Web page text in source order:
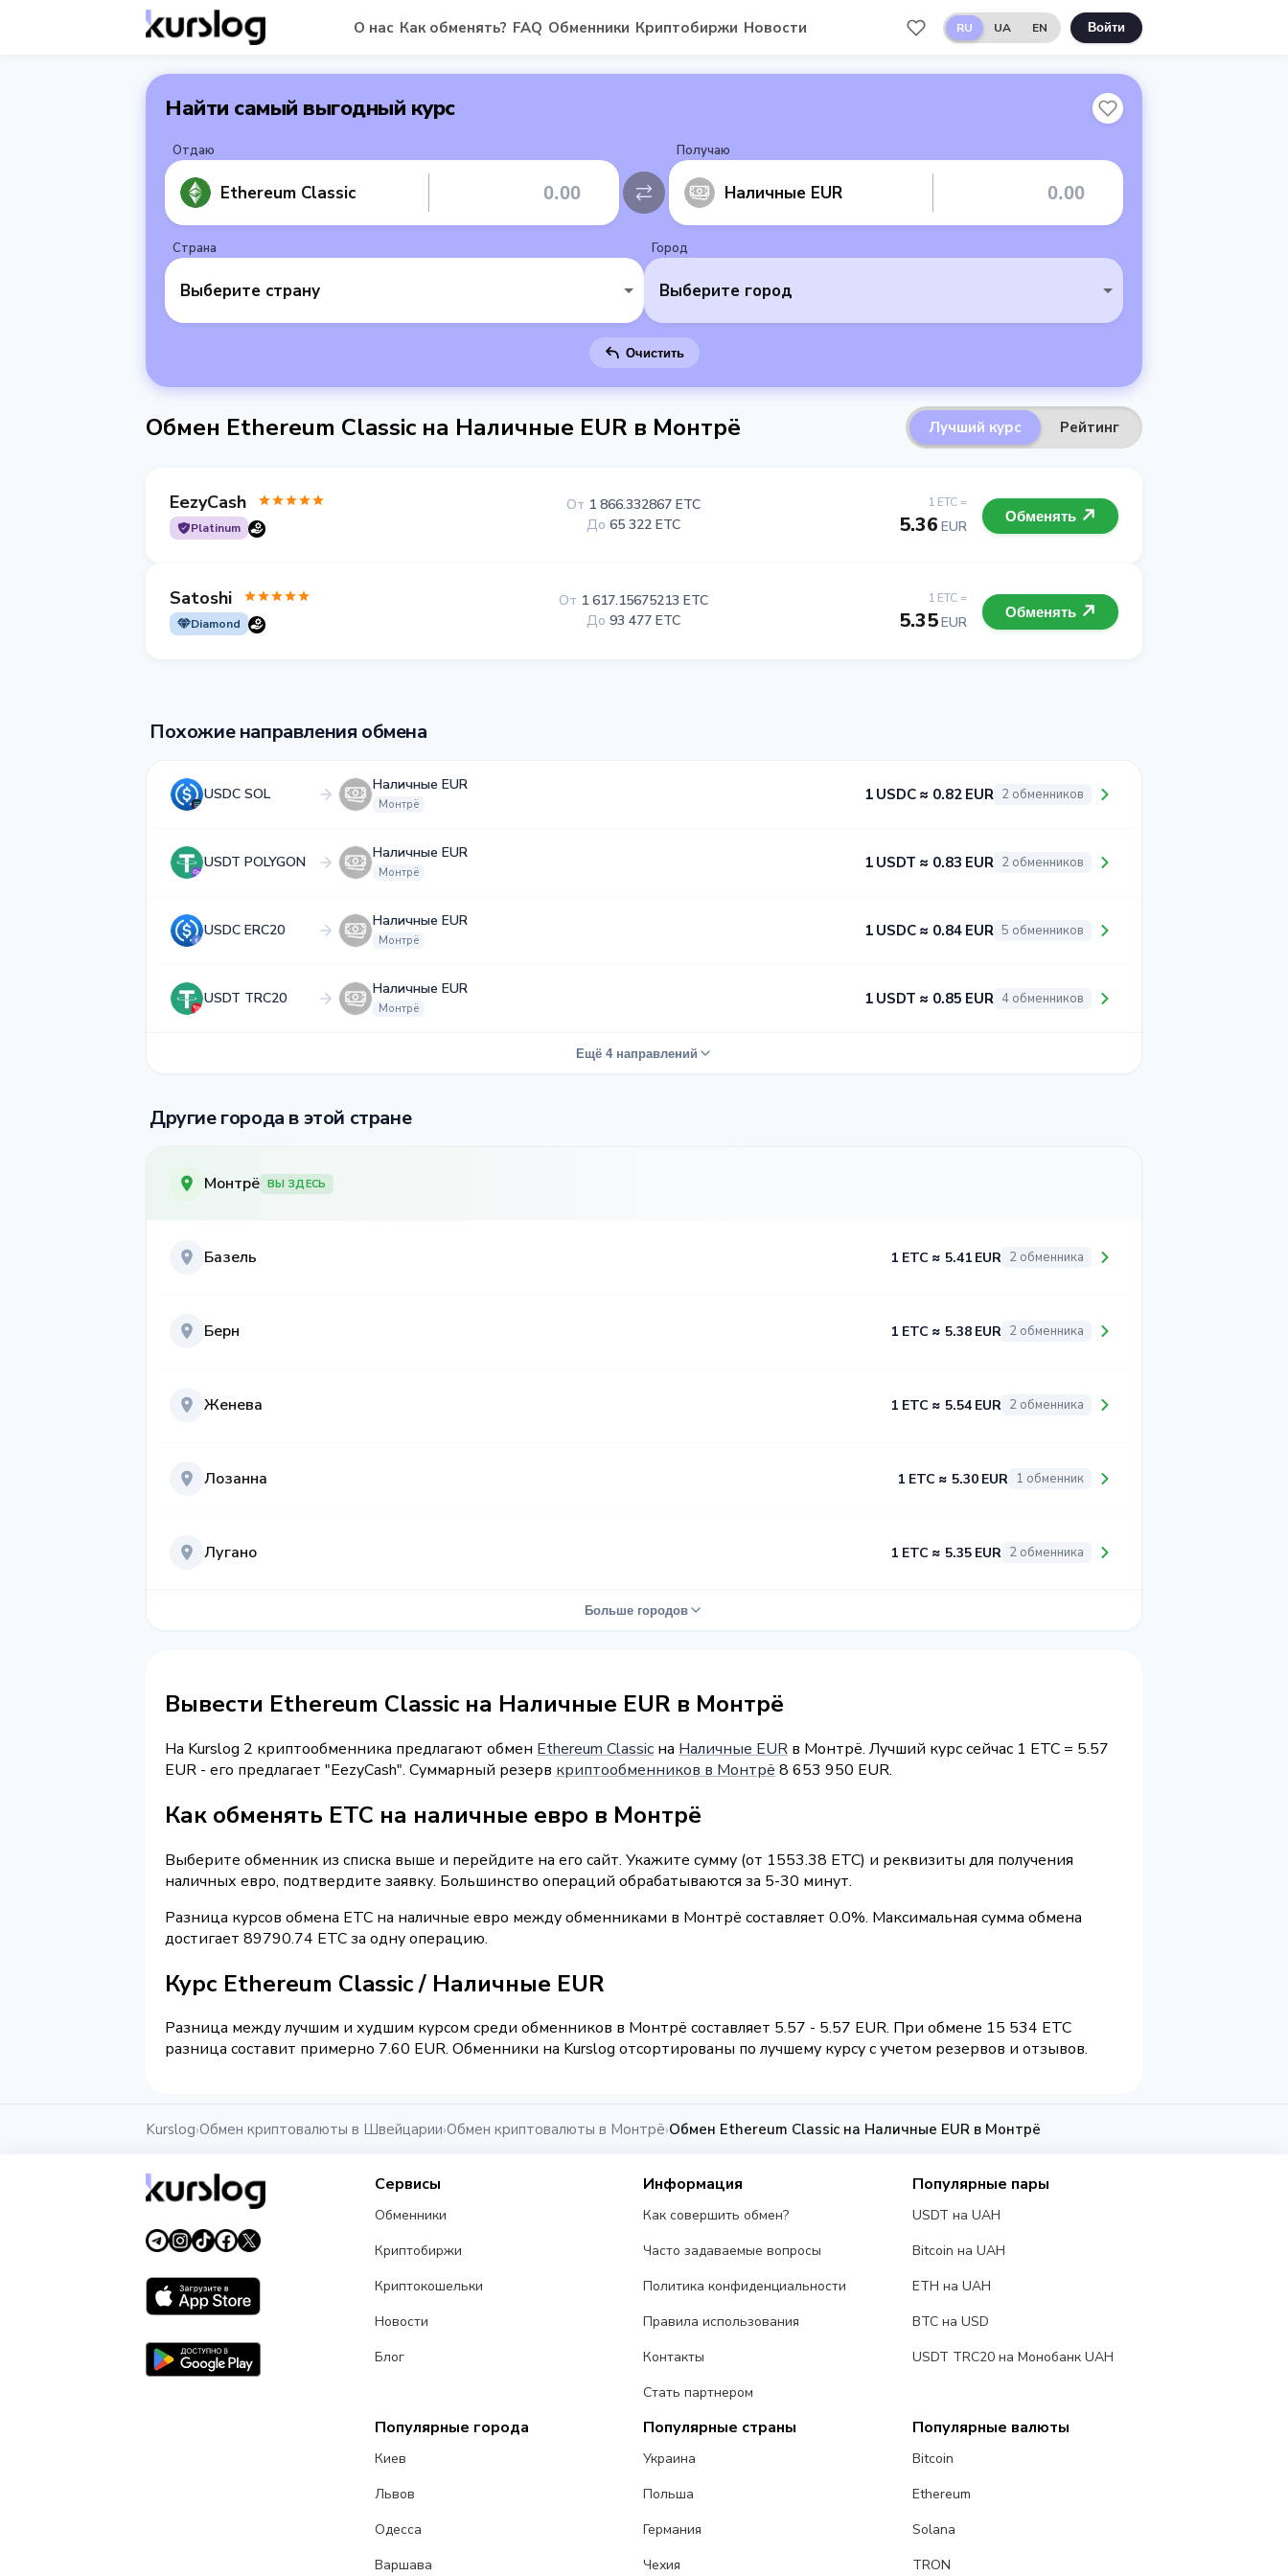
О нас Как обменять? FAQ Обменники Криптобиржи Новости RU UA EN Войти
Найти самый выгодный курс
Отдаю
Ethereum Classic
Получаю
Наличные EUR
Страна
Выберите страну
Город
Выберите город
Очистить
Обмен Ethereum Classic на Наличные EUR в Монтрё Лучший курс Рейтинг
EezyCash
Platinum
1 ETC =
5.36 EUR
От 1 866.332867 ETC
До 65 322 ETC Обменять
Satoshi
Diamond
1 ETC =
5.35EUR
От 1 617.15675213 ETC
До 93 477 ETC Обменять
Похожие направления обмена
USDC SOL
Наличные EUR
Монтрё
1 USDC ≈ 0.82 EUR 2 обменников
USDT POLYGON
Наличные EUR
Монтрё
1 USDT ≈ 0.83 EUR 2 обменников
USDC ERC20
Наличные EUR
Монтрё
1 USDC ≈ 0.84 EUR 5 обменников
USDT TRC20
Наличные EUR
Монтрё
1 USDT ≈ 0.85 EUR 4 обменников
Ещё 4 направлений
Другие города в этой стране
Монтрё ВЫ ЗДЕСЬ
Базель 1 ETC ≈ 5.41 EUR 2 обменника
Берн 1 ETC ≈ 5.38 EUR 2 обменника
Женева 1 ETC ≈ 5.54 EUR 2 обменника
Лозанна 1 ETC ≈ 5.30 EUR 1 обменник
Лугано 1 ETC ≈ 5.35 EUR 2 обменника
Больше городов
Вывести Ethereum Classic на Наличные EUR в Монтрё
На Kurslog 2 криптообменника предлагают обмен Ethereum Classic на Наличные EUR в Монтрё. Лучший курс сейчас 1 ETC = 5.57
EUR - его предлагает "EezyCash". Суммарный резерв криптообменников в Монтрё 8 653 950 EUR.
Как обменять ETC на наличные евро в Монтрё
Выберите обменник из списка выше и перейдите на его сайт. Укажите сумму (от 1553.38 ETC) и реквизиты для получения
наличных евро, подтвердите заявку. Большинство операций обрабатываются за 5-30 минут.
Разница курсов обмена ETC на наличные евро между обменниками в Монтрё составляет 0.0%. Максимальная сумма обмена
достигает 89790.74 ETC за одну операцию.
Курс Ethereum Classic / Наличные EUR
Разница между лучшим и худшим курсом среди обменников в Монтрё составляет 5.57 - 5.57 EUR. При обмене 15 534 ETC
разница составит примерно 7.60 EUR. Обменники на Kurslog отсортированы по лучшему курсу с учетом резервов и отзывов.
Kurslog›Обмен криптовалюты в Швейцарии›Обмен криптовалюты в Монтрё›Обмен Ethereum Classic на Наличные EUR в Монтрё
Сервисы
Обменники
Криптобиржи
Криптокошельки
Новости
Блог
Информация
Как совершить обмен?
Часто задаваемые вопросы
Политика конфиденциальности
Правила использования
Контакты
Стать партнером
Популярные пары
USDT на UAH
Bitcoin на UAH
ETH на UAH
BTC на USD
USDT TRC20 на Монобанк UAH
Популярные города
Киев
Львов
Одесса
Варшава
Популярные страны
Украина
Польша
Германия
Чехия
Популярные валюты
Bitcoin
Ethereum
Solana
TRON